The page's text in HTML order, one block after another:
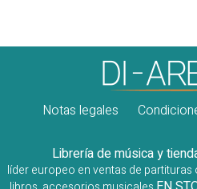
Notas legales
Librería de música y
líder europeo en ventas de partituras